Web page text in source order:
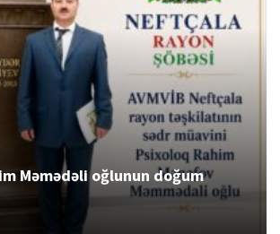
Məmədəli oğlunun doğum